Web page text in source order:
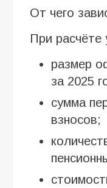
От чего
При расчёте
размер
за 2025
сумма
взносов;